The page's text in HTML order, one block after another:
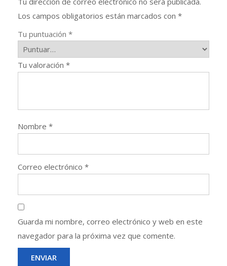
Los campos obligatorios están marcados con *
Tu puntuación *
Tu valoración *
Nombre *
Correo electrónico *
Guarda mi nombre, correo electrónico y web en este
navegador para la próxima vez que comente.